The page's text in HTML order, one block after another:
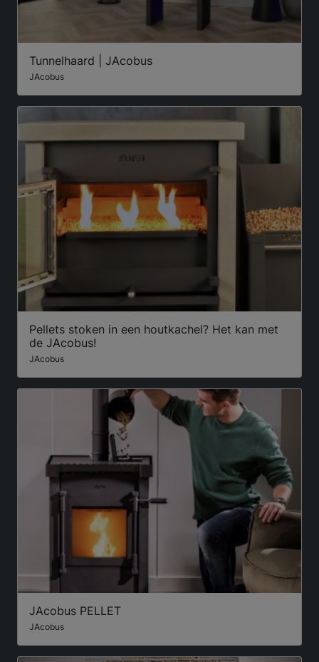
Tunnelhaard | JAcobus
JAcobus
Pellets stoken in een houtkachel? Het kan met
de JAcobus!
JAcobus
JAcobus PELLET
JAcobus